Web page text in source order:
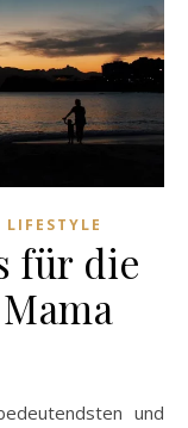
für die